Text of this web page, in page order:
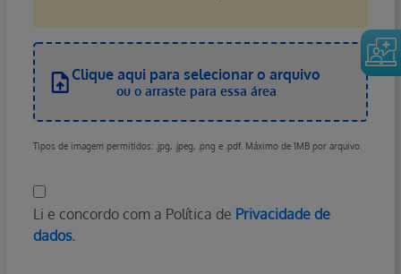
Clique aqui para selecionar o arquivo
ou o arraste para essa área
Tipos de imagem permitidos: .jpg, .jpeg, .png e .pdf. Máximo de 1MB por arquivo.
Li e concordo com a Política de Privacidade de
dados.